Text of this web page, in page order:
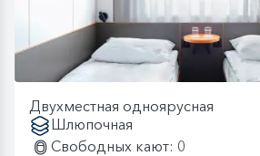
Двухместная одноярусная
Шлюпочная
Свободных кают: 0